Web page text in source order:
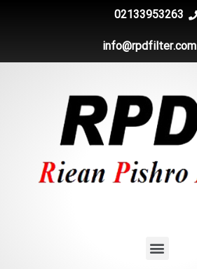
02133953263
info@rpdfilter.com